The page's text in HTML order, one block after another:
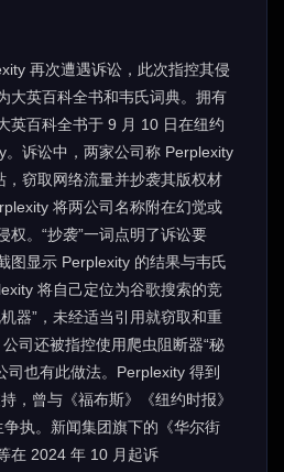
再次遭遇诉讼，此次指控其侵
大英百科全书和韦氏词典。拥有
英百科全书于 9 月 10 日在纽约
诉讼中，两家公司称 Perplexity
，窃取网络流量并抄袭其版权材
将两公司名称附在幻觉或
权。“抄袭”一词点明了诉讼要
图显示 Perplexity 的结果与韦氏
将自己定位为谷歌搜索的竞
器”，未经适当引用就窃取和重
司还被指控使用爬虫阻断器“秘
司也有此做法。Perplexity 得到
，曾与《福布斯》《纽约时报》
执。新闻集团旗下的《华尔街
在 2024 年 10 月起诉